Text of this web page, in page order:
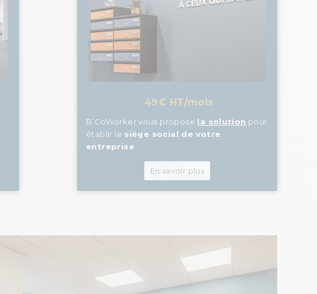
49€ HT/mois
B’CoWorker vous propose la solution pour
établir le siège social de votre
entreprise
En savoir plus